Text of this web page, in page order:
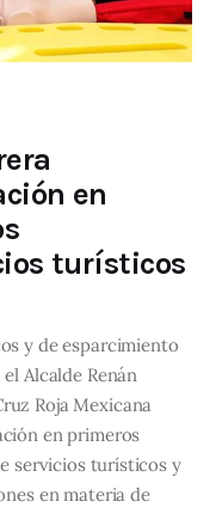
en
turísticos
y de esparcimiento
Alcalde Renán
Roja Mexicana
en primeros
servicios turísticos y
en materia de